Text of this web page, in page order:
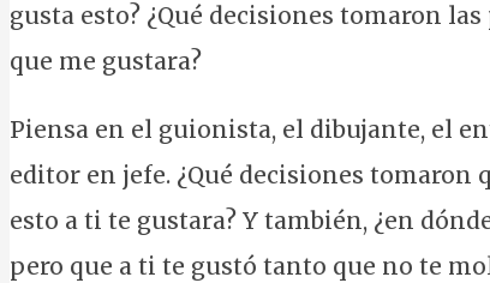
gusta esto? ¿Qué decisiones tomaron
que me gustara?
Piensa en el guionista, el dibujante, el
editor en jefe. ¿Qué decisiones tomaron
esto a ti te gustara? Y también, ¿en
pero que a ti te gustó tanto que no te